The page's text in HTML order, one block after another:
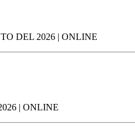
DEL 2026 | ONLINE
| ONLINE